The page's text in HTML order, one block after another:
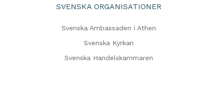
SVENSKA ORGANISATIONER
Svenska Ambassaden i Athen
Svenska Kyrkan
Svenska Handelskammaren